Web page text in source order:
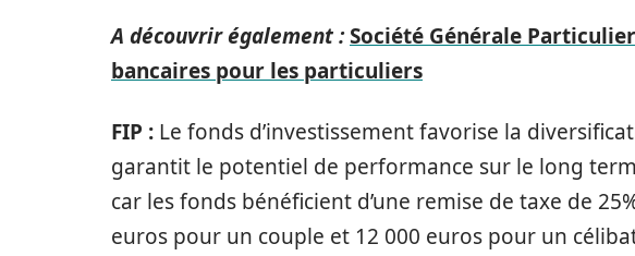
A découvrir également :Société Générale
bancaires pour les particuliers
FIP : Le fonds d’investissement favorise la
garantit le potentiel de performance sur le long
car les fonds bénéficient d’une remise de taxe de
euros pour un couple et 12 000 euros pour un